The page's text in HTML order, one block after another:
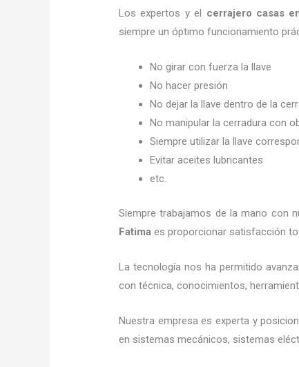
Los expertos y el cerrajero casas
siempre un óptimo funcionamiento
No girar con fuerza la llave
No hacer presión
No dejar la llave dentro de la
No manipular la cerradura con
Siempre utilizar la llave
Evitar aceites lubricantes
etc.
Siempre trabajamos de la mano con
Fatima es proporcionar satisfacción
La tecnología nos ha permitido
con técnica, conocimientos,
Nuestra empresa es experta y
en sistemas mecánicos, sistemas